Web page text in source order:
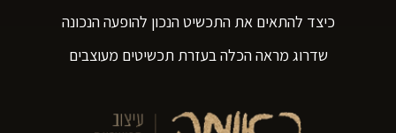
כיצד להתאים את התכשיט הנכון להופעה הנכונה
שדרוג מראה הכלה בעזרת תכשיטים מעוצבים